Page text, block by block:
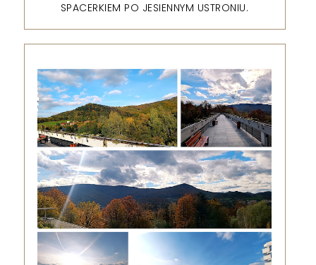
SPACERKIEM PO JESIENNYM USTRONIU.